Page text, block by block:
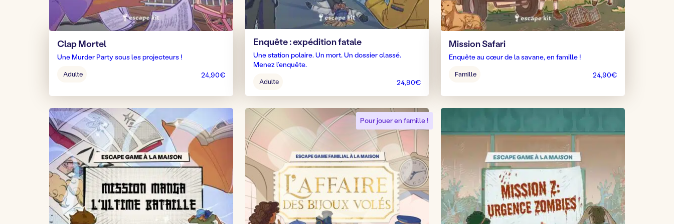
Clap Mortel
Une Murder Party sous les projecteurs !
pour
:
Adulte 24,90€
Enquête : expédition fatale
Une station polaire. Un mort. Un dossier classé.
Menez l’enquête.
pour
jouer
Adulte 24,90€
Mission Safari
Enquête au cœur de la savane, en famille !
pour
:
Famille 24,90€
Pour jouer en famille !